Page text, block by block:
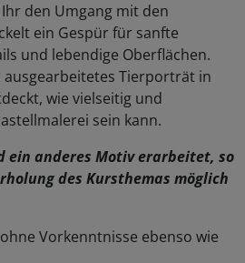
den Umgang mit den
ein Gespür für sanfte
und lebendige Oberflächen.
ausgearbeitetes Tierporträt in
wie vielseitig und
sein kann.
ein anderes Motiv erarbeitet, so
des Kursthemas möglich
Vorkenntnisse ebenso wie